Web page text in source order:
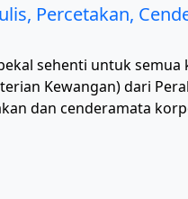
Percetakan,
sehenti untuk
Kewangan) dari
dan cenderamata